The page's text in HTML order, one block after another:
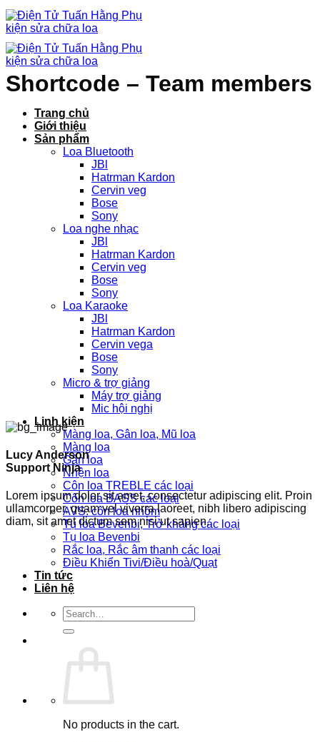
Chuyển
đến
nội
dung
Trang chủ
Giới thiệu
Sản phẩm
Loa Bluetooth
JBl
Hatrman Kardon
Cervin veg
Bose
Sony
Loa nghe nhạc
JBl
Hatrman Kardon
Cervin veg
Bose
Sony
Loa Karaoke
JBl
Hatrman Kardon
Cervin vega
Bose
Sony
Micro & trợ giảng
Máy trợ giảng
Mic hội nghị
Linh kiện
Màng loa, Gân loa, Mũ loa
Màng loa
Gân loa
Nhện loa
Côn loa TREBLE các loại
Côn loa BASS các loại
AVS: côn loa nhôm
Tụ loa Bevenbi, Trở kháng các loại
Tụ loa Bevenbi
Rắc loa, Rắc âm thanh các loại
Điều Khiển Tivi/Điều hoà/Quạt
Tin tức
Liên hệ
Search
for:
No products in the cart.
Shortcode – Team members
Lucy Anderson
Support Ninja
Lorem ipsum dolor sit amet, consectetur adipiscing elit. Proin
ullamcorper, quam vel viverra laoreet, nibh libero adipiscing
diam, sit amet dictum sem nisi ut sapien.